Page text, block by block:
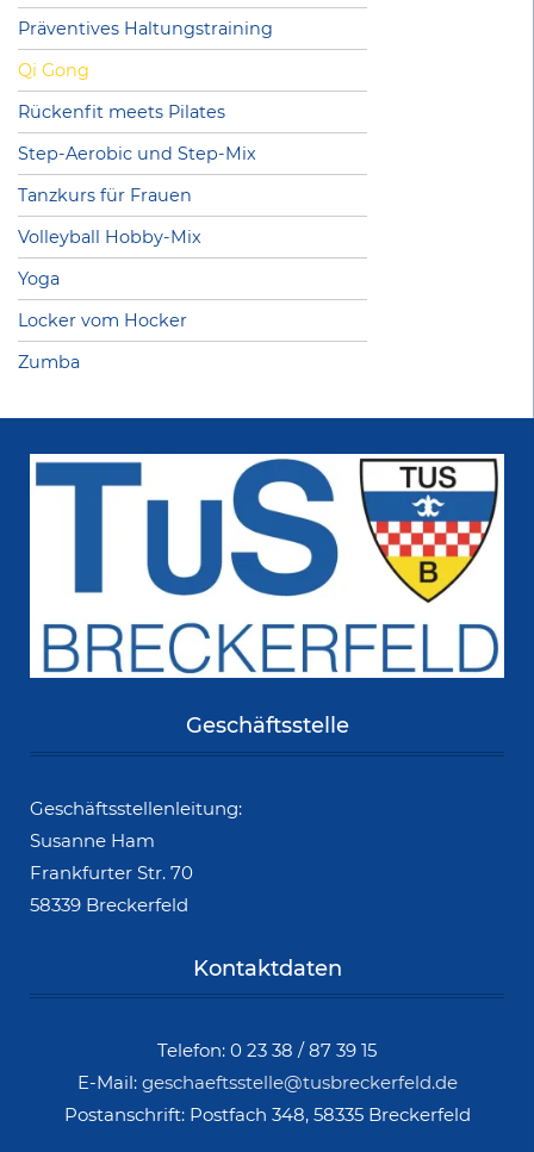
Präventives Haltungstraining
Qi Gong
Rückenfit meets Pilates
Step-Aerobic und Step-Mix
Tanzkurs für Frauen
Volleyball Hobby-Mix
Yoga
Locker vom Hocker
Zumba
Geschäftsstelle
Geschäftsstellenleitung:
Susanne Ham
Frankfurter Str. 70
58339 Breckerfeld
Kontaktdaten
Telefon: 0 23 38 / 87 39 15
E-Mail: geschaeftsstelle@tusbreckerfeld.de
Postanschrift: Postfach 348, 58335 Breckerfeld